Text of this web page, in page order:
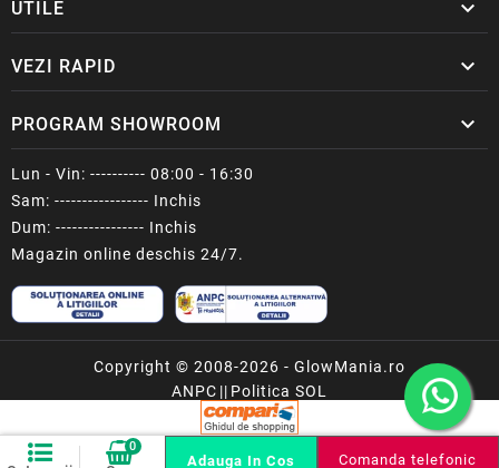
UTILE 
VEZI RAPID 
PROGRAM SHOWROOM 
Lun - Vin: ---------- 08:00 - 16:30
Sam: ----------------- Inchis
Dum: ---------------- Inchis
Magazin online deschis 24/7.
Copyright © 2008-2026 - GlowMania.ro
ANPC || Politica SOL
0
Adauga In Cos Comanda telefonic